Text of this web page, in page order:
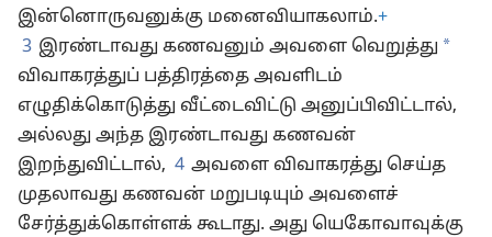
இன்னொருவனுக்கு மனைவியாகலாம்.+
3 இரண்டாவது கணவனும் அவளை வெறுத்து *
விவாகரத்துப் பத்திரத்தை அவளிடம்
எழுதிக்கொடுத்து வீட்டைவிட்டு அனுப்பிவிட்டால்,
அல்லது அந்த இரண்டாவது கணவன்
இறந்துவிட்டால், 4 அவளை விவாகரத்து செய்த
முதலாவது கணவன் மறுபடியும் அவளைச்
சேர்த்துக்கொள்ளக் கூடாது. அது யெகோவாவுக்கு